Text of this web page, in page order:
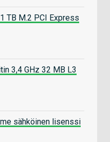
TB M.2 PCI Express
3,4 GHz 32 MB L3
sähköinen lisenssi